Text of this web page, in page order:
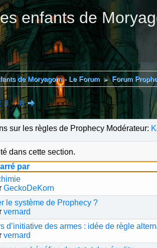
enfants de
de Moryagorn - Le Forum ► Forum
3 ...8
sur les règles de Prophecy Modérateur:
dans cette section.
par
GeckoDeKorn
le système de Prophecy ?
vernard
d’initiative des armes : idée de règle
vernard